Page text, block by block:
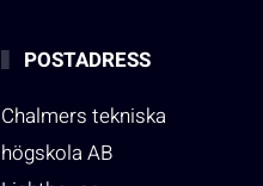
POSTADRESS
Chalmers tekniska
högskola AB